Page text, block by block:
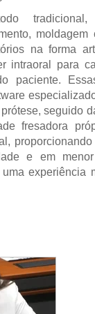
moldagem
na forma
intraoral para
paciente.
seguido
fresadora
e em
experiência